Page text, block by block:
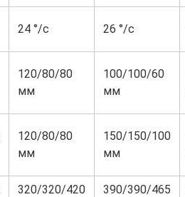
24 °/с 26 °/с
120/80/80
мм
100/100/60
мм
120/80/80
мм
150/150/100
мм
320/320/420
390/390/465